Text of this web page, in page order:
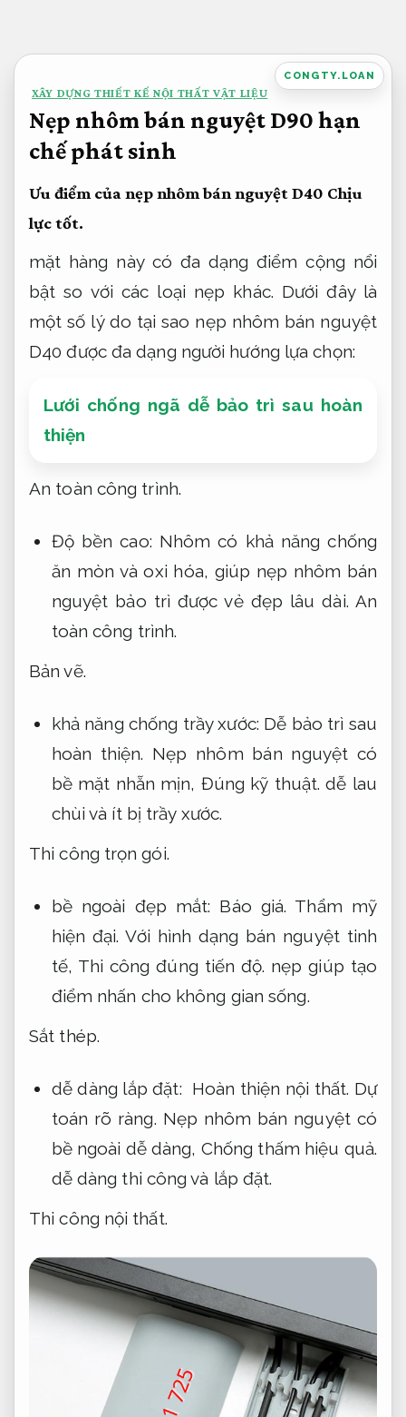
nội
dung
CONGTY.LOAN
XÂY DỰNG THIẾT KẾ NỘI THẤT VẬT LIỆU
Nẹp nhôm bán nguyệt D90 hạn
chế phát sinh
Ưu điểm của nẹp nhôm bán nguyệt D40 Chịu
lực tốt.
mặt hàng này có đa dạng điểm cộng nổi
bật so với các loại nẹp khác. Dưới đây là
một số lý do tại sao nẹp nhôm bán nguyệt
D40 được đa dạng người hướng lựa chọn:
Lưới chống ngã dễ bảo trì sau hoàn
thiện
An toàn công trình.
Độ bền cao: Nhôm có khả năng chống
ăn mòn và oxi hóa, giúp nẹp nhôm bán
nguyệt bảo trì được vẻ đẹp lâu dài. An
toàn công trình.
Bản vẽ.
khả năng chống trầy xước: Dễ bảo trì sau
hoàn thiện. Nẹp nhôm bán nguyệt có
bề mặt nhẵn mịn, Đúng kỹ thuật. dễ lau
chùi và ít bị trầy xước.
Thi công trọn gói.
bề ngoài đẹp mắt: Báo giá. Thẩm mỹ
hiện đại. Với hình dạng bán nguyệt tinh
tế, Thi công đúng tiến độ. nẹp giúp tạo
điểm nhấn cho không gian sống.
Sắt thép.
dễ dàng lắp đặt: Hoàn thiện nội thất. Dự
toán rõ ràng. Nẹp nhôm bán nguyệt có
bề ngoài dễ dàng, Chống thấm hiệu quả.
dễ dàng thi công và lắp đặt.
Thi công nội thất.